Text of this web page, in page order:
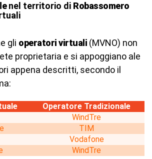
nel territorio di Robassomero
gli operatori virtuali (MVNO) non
proprietaria e si appoggiano ale
appena descritti, secondo il
Operatore Tradizionale
WindTre
TIM
Vodafone
WindTre